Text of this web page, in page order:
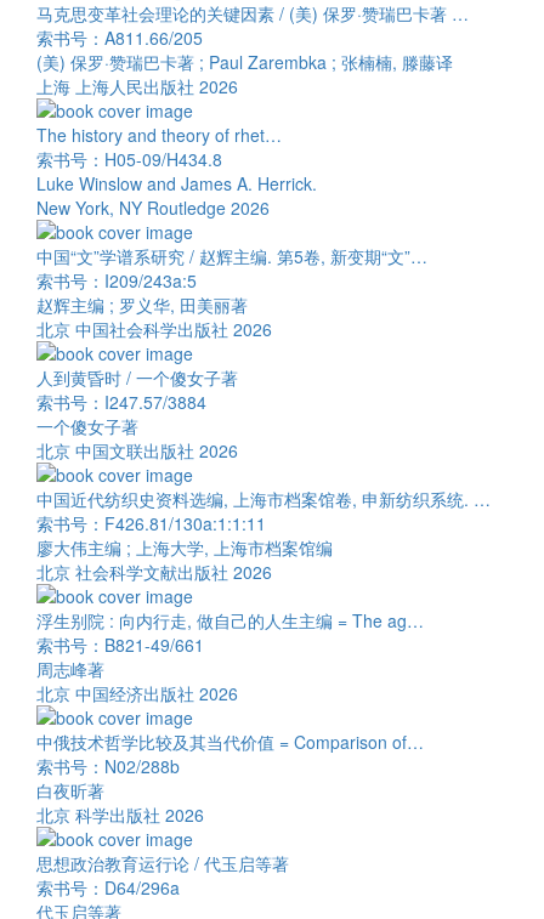
马克思变革社会理论的关键因素 / (美) 保罗·赞瑞巴卡著 …
索书号：A811.66/205
(美) 保罗·赞瑞巴卡著 ; Paul Zarembka ; 张楠楠, 滕藤译
上海 上海人民出版社 2026
The history and theory of rhet…
索书号：H05-09/H434.8
Luke Winslow and James A. Herrick.
New York, NY Routledge 2026
中国“文”学谱系研究 / 赵辉主编. 第5卷, 新变期“文”…
索书号：I209/243a:5
赵辉主编 ; 罗义华, 田美丽著
北京 中国社会科学出版社 2026
人到黄昏时 / 一个傻女子著
索书号：I247.57/3884
一个傻女子著
北京 中国文联出版社 2026
中国近代纺织史资料选编, 上海市档案馆卷, 申新纺织系统. …
索书号：F426.81/130a:1:1:11
廖大伟主编 ; 上海大学, 上海市档案馆编
北京 社会科学文献出版社 2026
浮生别院 : 向内行走, 做自己的人生主编 = The ag…
索书号：B821-49/661
周志峰著
北京 中国经济出版社 2026
中俄技术哲学比较及其当代价值 = Comparison of…
索书号：N02/288b
白夜昕著
北京 科学出版社 2026
思想政治教育运行论 / 代玉启等著
索书号：D64/296a
代玉启等著